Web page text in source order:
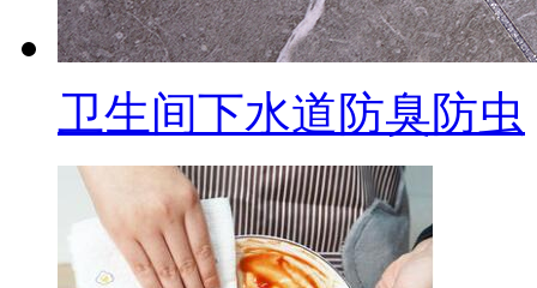
卫生间下水道防臭防虫